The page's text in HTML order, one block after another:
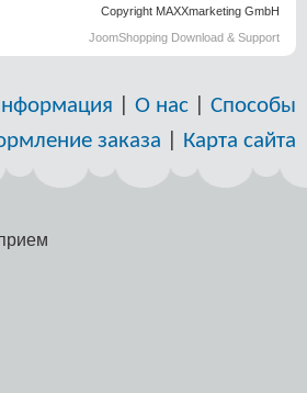
Copyright MAXXmarketing GmbH
JoomShopping Download & Support
О нас
Способы
заказа Карта сайта